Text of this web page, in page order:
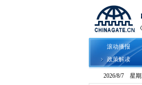
滚动播报
政策解读